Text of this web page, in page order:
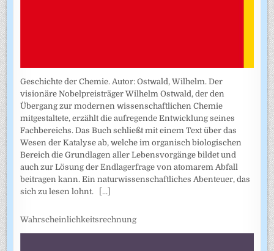
Geschichte der Chemie. Autor: Ostwald, Wilhelm. Der
visionäre Nobelpreisträger Wilhelm Ostwald, der den
Übergang zur modernen wissenschaftlichen Chemie
mitgestaltete, erzählt die aufregende Entwicklung seines
Fachbereichs. Das Buch schließt mit einem Text über das
Wesen der Katalyse ab, welche im organisch biologischen
Bereich die Grundlagen aller Lebensvorgänge bildet und
auch zur Lösung der Endlagerfrage von atomarem Abfall
beitragen kann. Ein naturwissenschaftliches Abenteuer, das
sich zu lesen lohnt.
[...]
Wahrscheinlichkeitsrechnung